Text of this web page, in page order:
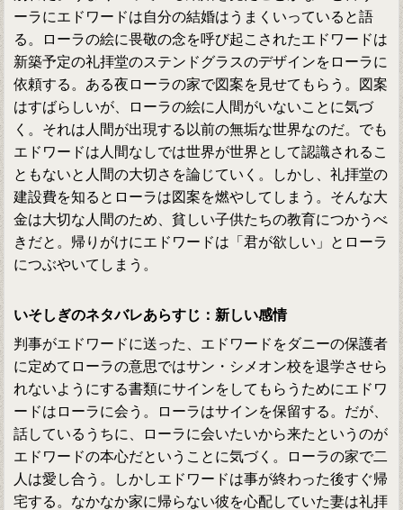
ーラにエドワードは自分の結婚はうまくいっていると語
る。ローラの絵に畏敬の念を呼び起こされたエドワードは
新築予定の礼拝堂のステンドグラスのデザインをローラに
依頼する。ある夜ローラの家で図案を見せてもらう。図案
はすばらしいが、ローラの絵に人間がいないことに気づ
く。それは人間が出現する以前の無垢な世界なのだ。でも
エドワードは人間なしでは世界が世界として認識されるこ
ともないと人間の大切さを論じていく。しかし、礼拝堂の
建設費を知るとローラは図案を燃やしてしまう。そんな大
金は大切な人間のため、貧しい子供たちの教育につかうべ
きだと。帰りがけにエドワードは「君が欲しい」とローラ
につぶやいてしまう。
いそしぎのネタバレあらすじ：新しい感情
判事がエドワードに送った、エドワードをダニーの保護者
に定めてローラの意思ではサン・シメオン校を退学させら
れないようにする書類にサインをしてもらうためにエドワ
ードはローラに会う。ローラはサインを保留する。だが、
話しているうちに、ローラに会いたいから来たというのが
エドワードの本心だということに気づく。ローラの家で二
人は愛し合う。しかしエドワードは事が終わった後すぐ帰
宅する。なかなか家に帰らない彼を心配していた妻は礼拝